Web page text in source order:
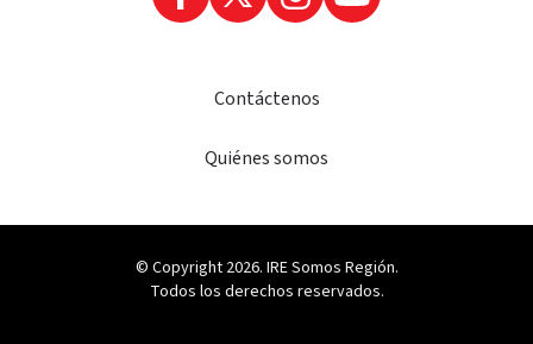
Contáctenos
Quiénes somos
© Copyright 2026. IRE Somos Región.
Todos los derechos reservados.